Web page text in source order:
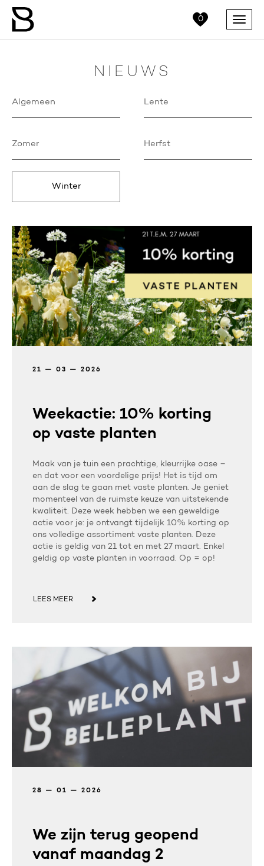
0 Menu
NIEUWS
Algemeen Lente
Zomer Herfst
Winter
21 — 03 — 2026
Weekactie: 10% korting
op vaste planten
Maak van je tuin een prachtige, kleurrijke oase –
en dat voor een voordelige prijs! Het is tijd om
aan de slag te gaan met vaste planten. Je geniet
momenteel van de ruimste keuze van uitstekende
kwaliteit. Deze week hebben we een geweldige
actie voor je: je ontvangt tijdelijk 10% korting op
ons volledige assortiment vaste planten. Deze
actie is geldig van 21 tot en met 27 maart. Enkel
geldig op vaste planten in voorraad. Op = op!
LEES MEER
28 — 01 — 2026
We zijn terug geopend
vanaf maandag 2